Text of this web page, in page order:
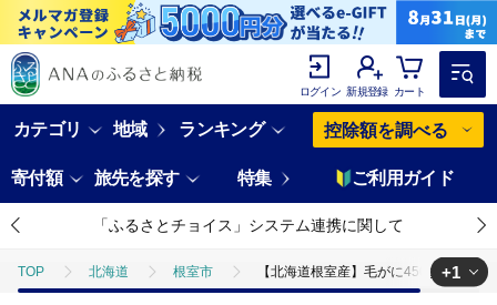
ログイン 新規登録 カート
カテゴリ 地域 ランキング 控除額を調べる
寄付額 旅先を探す 特集 ご利用ガイド
「ふるさとチョイス」システム連携に関して
TOP 北海道 根室市 【北海道根室産】毛がに450g前後×1尾
+1